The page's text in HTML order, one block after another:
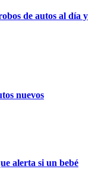
de autos al día y
nuevos
alerta si un bebé